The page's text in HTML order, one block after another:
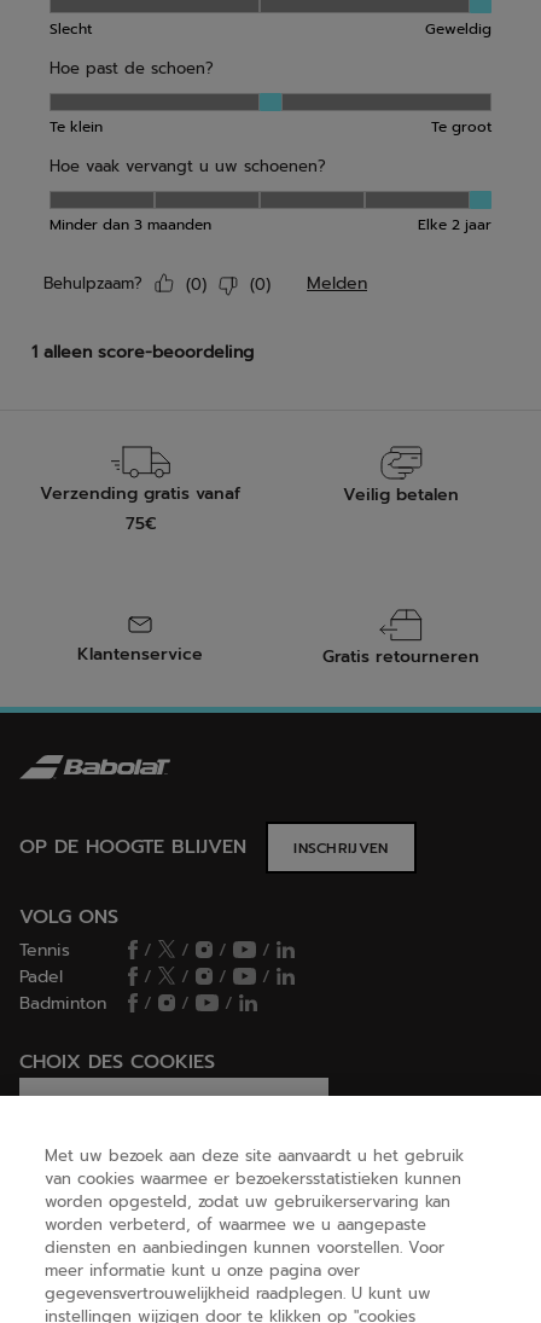
Verzending gratis vanaf
75€
Veilig betalen
Klantenservice Gratis retourneren
OP DE HOOGTE BLIJVEN INSCHRIJVEN
VOLG ONS
Tennis / / /
/
Padel
/ / /
/
Badminton
/ / /
CHOIX DES COOKIES
HELP
OVER ONS
Met uw bezoek aan deze site aanvaardt u het gebruik
van cookies waarmee er bezoekersstatistieken kunnen
worden opgesteld, zodat uw gebruikerservaring kan
worden verbeterd, of waarmee we u aangepaste
diensten en aanbiedingen kunnen voorstellen. Voor
meer informatie kunt u onze pagina over
gegevensvertrouwelijkheid raadplegen. U kunt uw
instellingen wijzigen door te klikken op "cookies